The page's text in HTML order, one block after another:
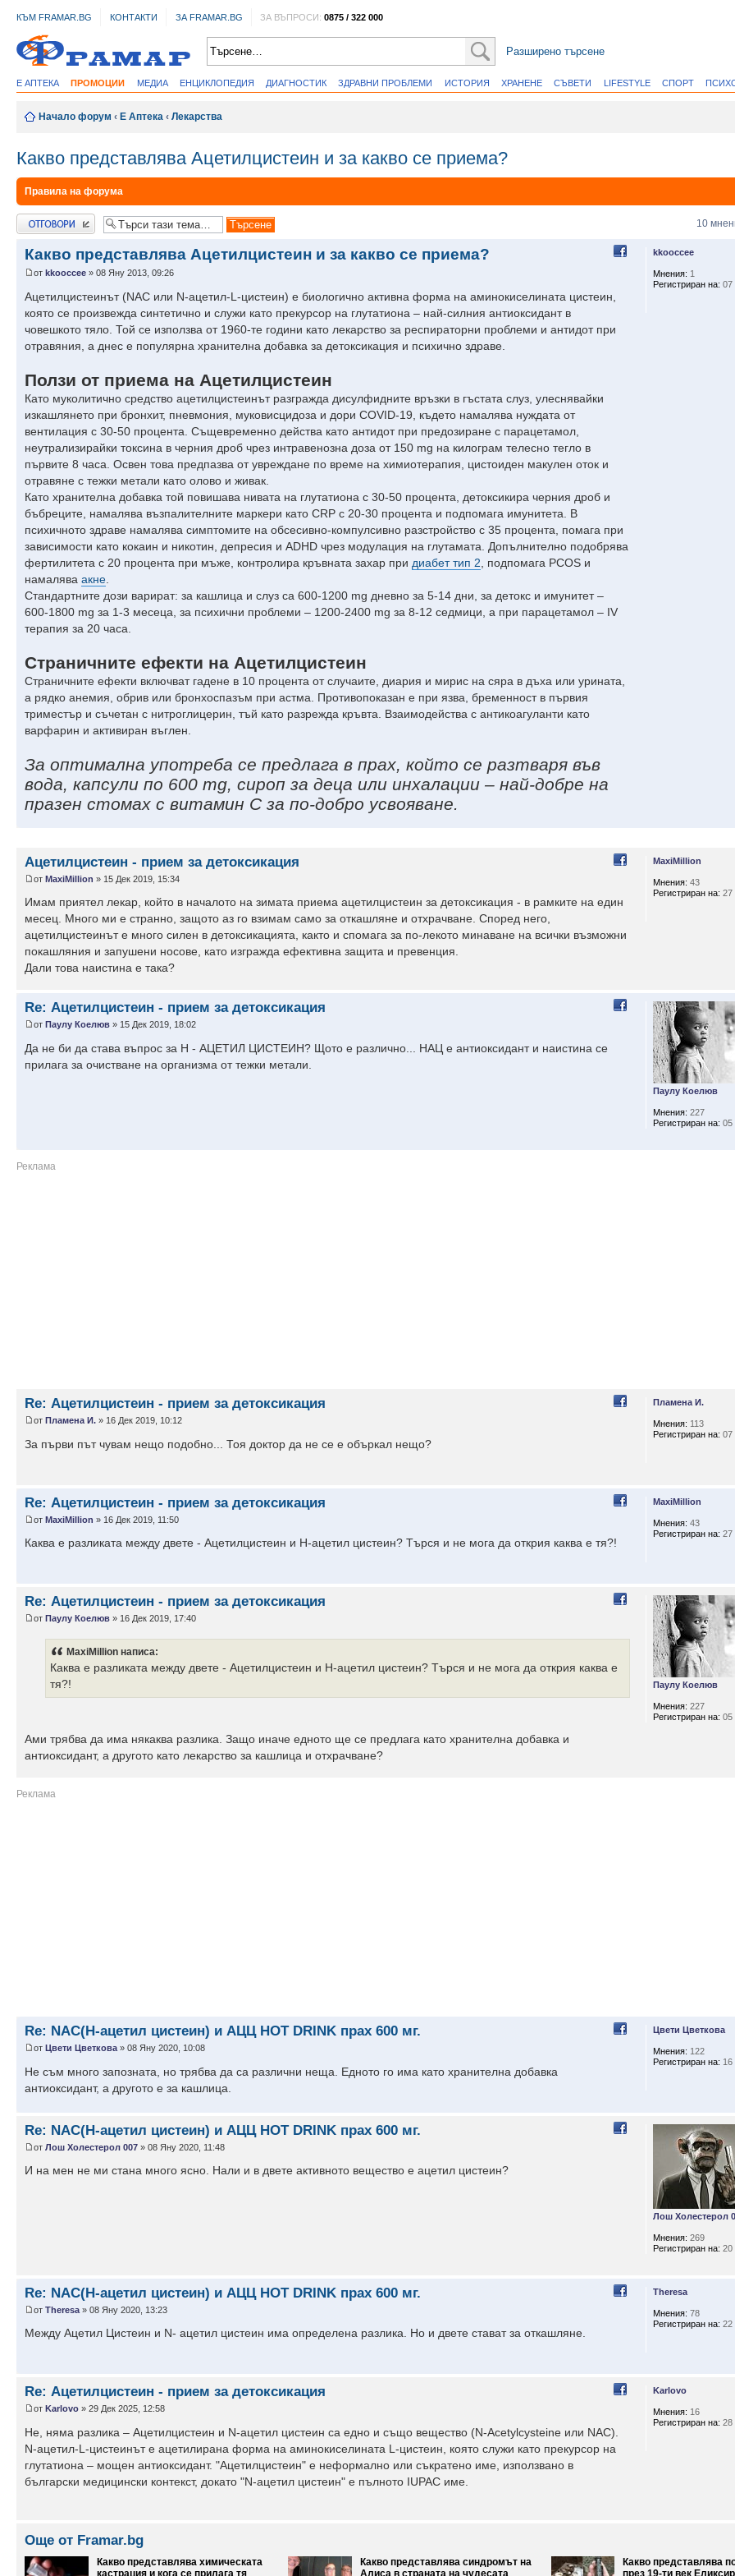
КЪМ FRAMAR.BG КОНТАКТИ ЗА FRAMAR.BG ЗА ВЪПРОСИ:0875 / 322 000
Разширено търсене
Е АПТЕКА ПРОМОЦИИ МЕДИА ЕНЦИКЛОПЕДИЯ ДИАГНОСТИК ЗДРАВНИ ПРОБЛЕМИ ИСТОРИЯ ХРАНЕНЕ СЪВЕТИ LIFESTYLE СПОРТ
Начало форум ‹ Е Аптека ‹ Лекарства
Какво представлява Ацетилцистеин и за какво се приема?
Правила на форума
Добави отговор 10
Какво представлява Ацетилцистеин и за какво се приема?
от kkooccee » 08 Яну 2013, 09:26
Ацетилцистеинът (NAC или N-ацетил-L-цистеин) е биологично активна форма на аминокиселината цистеин,
която се произвежда синтетично и служи като прекурсор на глутатиона – най-силния антиоксидант в
човешкото тяло. Той се използва от 1960-те години като лекарство за респираторни проблеми и антидот при
отравяния, а днес е популярна хранителна добавка за детоксикация и психично здраве.
Ползи от приема на Ацетилцистеин
​Като муколитично средство ацетилцистеинът разгражда дисулфидните връзки в гъстата слуз, улеснявайки
изкашлянето при бронхит, пневмония, муковисцидоза и дори COVID-19, където намалява нуждата от
вентилация с 30-50 процента. Същевременно действа като антидот при предозиране с парацетамол,
неутрализирайки токсина в черния дроб чрез интравенозна доза от 150 mg на килограм телесно тегло в
първите 8 часа. Освен това предпазва от увреждане по време на химиотерапия, цистоиден макулен оток и
отравяне с тежки метали като олово и живак.
​Като хранителна добавка той повишава нивата на глутатиона с 30-50 процента, детоксикира черния дроб и
бъбреците, намалява възпалителните маркери като CRP с 20-30 процента и подпомага имунитета. В
психичното здраве намалява симптомите на обсесивно-компулсивно разстройство с 35 процента, помага при
зависимости като кокаин и никотин, депресия и ADHD чрез модулация на глутамата. Допълнително подобрява
фертилитета с 20 процента при мъже, контролира кръвната захар при диабет тип 2 , подпомага PCOS и
намалява акне
​Стандартните дози варират: за кашлица и слуз са 600-1200 mg дневно за 5-14 дни, за детокс и имунитет –
600-1800 mg за 1-3 месеца, за психични проблеми – 1200-2400 mg за 8-12 седмици, а при парацетамол – IV
терапия за 20 часа.
Страничните ефекти на Ацетилцистеин
Страничните ефекти включват гадене в 10 процента от случаите, диария и мирис на сяра в дъха или урината,
а рядко анемия, обрив или бронхоспазъм при астма. Противопоказан е при язва, бременност в първия
триместър и съчетан с нитроглицерин, тъй като разрежда кръвта. Взаимодейства с антикоагуланти като
варфарин и активиран въглен.
За оптимална употреба се предлага в прах, който се разтваря във
вода, капсули по 600 mg, сироп за деца или инхалации – най-добре на
празен стомах с витамин C за по-добро усвояване.
kkooccee
Мнения: 1
Регистриран на: 07
Ацетилцистеин - прием за детоксикация
от MaxiMillion » 15 Дек 2019, 15:34
Имам приятел лекар, който в началото на зимата приема ацетилцистеин за детоксикация - в рамките на един
месец. Много ми е странно, защото аз го взимам само за откашляне и отхрачване. Според него,
ацетилцистеинът е много силен в детоксикацията, както и спомага за по-лекото минаване на всички възможни
покашляния и запушени носове, като изгражда ефективна защита и превенция.
Дали това наистина е така?
MaxiMillion
Мнения: 43
Регистриран на: 27
Re: Ацетилцистеин - прием за детоксикация
от Паулу Коелюв » 15 Дек 2019, 18:02
Да не би да става въпрос за Н - АЦЕТИЛ ЦИСТЕИН? Щото е различно... НАЦ е антиоксидант и наистина се
прилага за очистване на организма от тежки метали.
Паулу Коелюв
Мнения: 227
Регистриран на: 05
Re: Ацетилцистеин - прием за детоксикация
от Пламена И. » 16 Дек 2019, 10:12
За първи път чувам нещо подобно... Тоя доктор да не се е объркал нещо?
Пламена И.
Мнения: 113
Регистриран на: 07
Re: Ацетилцистеин - прием за детоксикация
от MaxiMillion » 16 Дек 2019, 11:50
Каква е разликата между двете - Ацетилцистеин и Н-ацетил цистеин? Търся и не мога да открия каква е тя?!
MaxiMillion
Мнения: 43
Регистриран на: 27
Re: Ацетилцистеин - прием за детоксикация
от Паулу Коелюв » 16 Дек 2019, 17:40
MaxiMillion написа:
Каква е разликата между двете - Ацетилцистеин и Н-ацетил цистеин? Търся и не мога да открия каква е
тя?!
Ами трябва да има някаква разлика. Защо иначе едното ще се предлага като хранителна добавка и
антиоксидант, а другото като лекарство за кашлица и отхрачване?
Паулу Коелюв
Мнения: 227
Регистриран на: 05
Re: NAC(Н-ацетил цистеин) и АЦЦ HOT DRINK прах 600 мг.
от Цвети Цветкова» 08 Яну 2020, 10:08
Не съм много запозната, но трябва да са различни неща. Едното го има като хранителна добавка
антиоксидант, а другото е за кашлица.
Цвети Цветкова
Мнения: 122
Регистриран на: 16
Re: NAC(Н-ацетил цистеин) и АЦЦ HOT DRINK прах 600 мг.
от Лош Холестерол 007 » 08 Яну 2020, 11:48
И на мен не ми стана много ясно. Нали и в двете активното вещество е ацетил цистеин?
Лош Холестерол
Мнения: 269
Регистриран на: 20
Re: NAC(Н-ацетил цистеин) и АЦЦ HOT DRINK прах 600 мг.
от Theresa » 08 Яну 2020, 13:23
Между Ацетил Цистеин и N- ацетил цистеин има определена разлика. Но и двете стават за откашляне.
Theresa
Мнения: 78
Регистриран на: 22
Re: Ацетилцистеин - прием за детоксикация
от Karlovo » 29 Дек 2025, 12:58
Не, няма разлика – Ацетилцистеин и N-ацетил цистеин са едно и също вещество (N-Acetylcysteine или NAC).
N-ацетил-L-цистеинът е ацетилирана форма на аминокиселината L-цистеин, която служи като прекурсор на
глутатиона – мощен антиоксидант. "Ацетилцистеин" е неформално или съкратено име, използвано в
български медицински контекст, докато "N-ацетил цистеин" е пълното IUPAC име.
Karlovo
Мнения: 16
Регистриран на: 28
Още от Framar.bg
Какво представлява химическата
кастрация и кога се прилага тя
Какво представлява синдромът на
Алиса в страната на чудесата
Какво представлява
през 19-ти век